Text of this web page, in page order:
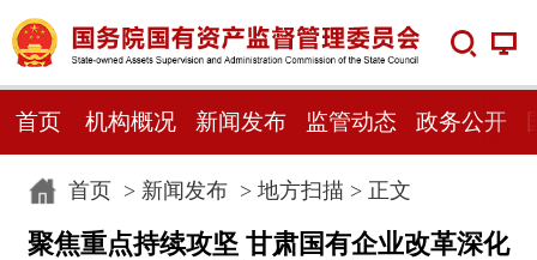
首页 机构概况 新闻发布 监管动态 政务公开
首页> 新闻发布> 地方扫描 > 正文
聚焦重点持续攻坚 甘肃国有企业改革深化